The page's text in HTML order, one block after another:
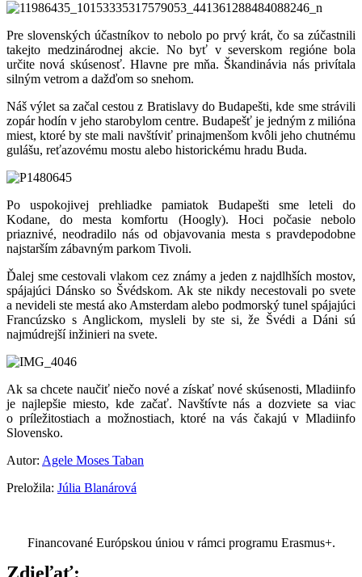
Pre slovenských účastníkov to nebolo po prvý krát, čo sa zúčastnili
takejto medzinárodnej akcie. No byť v severskom regióne bola
určite nová skúsenosť. Hlavne pre mňa. Škandinávia nás privítala
silným vetrom a dažďom so snehom.
Náš výlet sa začal cestou z Bratislavy do Budapešti, kde sme strávili
zopár hodín v jeho starobylom centre. Budapešť je jedným z milióna
miest, ktoré by ste mali navštíviť prinajmenšom kvôli jeho chutnému
gulášu, reťazovému mostu alebo historickému hradu Buda.
Po uspokojivej prehliadke pamiatok Budapešti sme leteli do
Kodane, do mesta komfortu (Hoogly). Hoci počasie nebolo
priaznivé, neodradilo nás od objavovania mesta s pravdepodobne
najstarším zábavným parkom Tivoli.
Ďalej sme cestovali vlakom cez známy a jeden z najdlhších mostov,
spájajúci Dánsko so Švédskom. Ak ste nikdy necestovali po svete
a nevideli ste mestá ako Amsterdam alebo podmorský tunel spájajúci
Francúzsko s Anglickom, mysleli by ste si, že Švédi a Dáni sú
najmúdrejší inžinieri na svete.
Ak sa chcete naučiť niečo nové a získať nové skúsenosti, Mladiinfo
je najlepšie miesto, kde začať. Navštívte nás a dozviete sa viac
o príležitostiach a možnostiach, ktoré na vás čakajú v Mladiinfo
Slovensko.
Autor: Agele Moses Taban
Preložila: Júlia Blanárová
Financované Európskou úniou v rámci programu Erasmus+.